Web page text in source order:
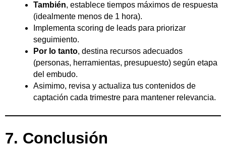
También, establece tiempos máximos de respuesta
(idealmente menos de 1 hora).
Implementa scoring de leads para priorizar
seguimiento.
Por lo tanto, destina recursos adecuados
(personas, herramientas, presupuesto) según etapa
del embudo.
Asimimo, revisa y actualiza tus contenidos de
captación cada trimestre para mantener relevancia.
7. Conclusión